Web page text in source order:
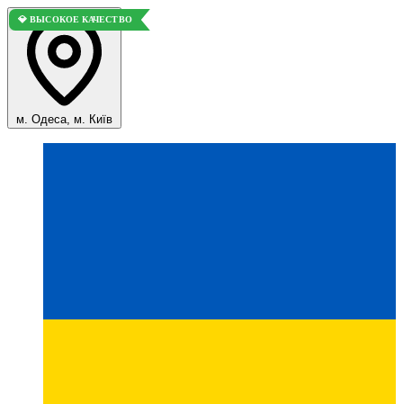
м. Одеса, м. Київ
💎 ВЫСОКОЕ КАЧЕСТВО